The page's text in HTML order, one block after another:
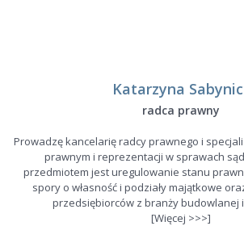
Katarzyna
radca prawny
Prowadzę kancelarię radcy prawnego i
prawnym i reprezentacji w sprawach
przedmiotem jest uregulowanie stanu
spory o własność i podziały majątkowe
przedsiębiorców z branży budowlanej
[Więcej >>>]